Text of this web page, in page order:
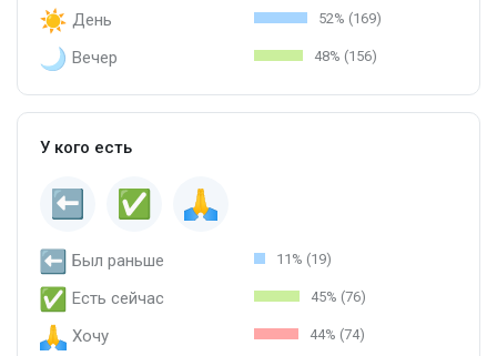
День 52% (169)
Вечер 48% (156)
У кого есть
Был раньше 11% (19)
Есть сейчас 45% (76)
Хочу 44% (74)